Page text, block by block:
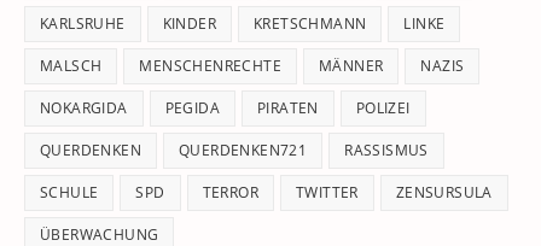
KARLSRUHE KINDER KRETSCHMANN LINKE
MALSCH MENSCHENRECHTE MÄNNER NAZIS
NOKARGIDA PEGIDA PIRATEN POLIZEI
QUERDENKEN QUERDENKEN721 RASSISMUS
SCHULE SPD TERROR TWITTER ZENSURSULA
ÜBERWACHUNG